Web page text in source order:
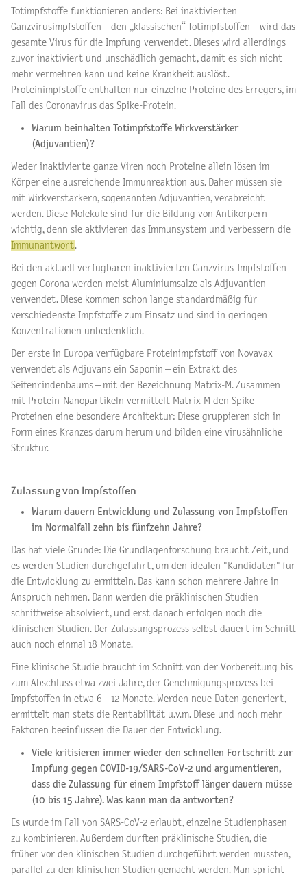
Totimpfstoffe funktionieren anders: Bei inaktivierten
Ganzvirusimpfstoffen – den „klassischen“ Totimpfstoffen – wird das
gesamte Virus für die Impfung verwendet. Dieses wird allerdings
zuvor inaktiviert und unschädlich gemacht, damit es sich nicht
mehr vermehren kann und keine Krankheit auslöst.
Proteinimpfstoffe enthalten nur einzelne Proteine des Erregers, im
Fall des Coronavirus das Spike-Protein.
Warum beinhalten Totimpfstoffe Wirkverstärker
(Adjuvantien)?
Weder inaktivierte ganze Viren noch Proteine allein lösen im
Körper eine ausreichende Immunreaktion aus. Daher müssen sie
mit Wirkverstärkern, sogenannten Adjuvantien, verabreicht
werden. Diese Moleküle sind für die Bildung von Antikörpern
wichtig, denn sie aktivieren das Immunsystem und verbessern die
Immunantwort.
Bei den aktuell verfügbaren inaktivierten Ganzvirus-Impfstoffen
gegen Corona werden meist Aluminiumsalze als Adjuvantien
verwendet. Diese kommen schon lange standardmäßig für
verschiedenste Impfstoffe zum Einsatz und sind in geringen
Konzentrationen unbedenklich.
Der erste in Europa verfügbare Proteinimpfstoff von Novavax
verwendet als Adjuvans ein Saponin – ein Extrakt des
Seifenrindenbaums – mit der Bezeichnung Matrix-M. Zusammen
mit Protein-Nanopartikeln vermittelt Matrix-M den Spike-
Proteinen eine besondere Architektur: Diese gruppieren sich in
Form eines Kranzes darum herum und bilden eine virusähnliche
Struktur.
Zulassung von Impfstoffen
Warum dauern Entwicklung und Zulassung von Impfstoffen
im Normalfall zehn bis fünfzehn Jahre?
Das hat viele Gründe: Die Grundlagenforschung braucht Zeit, und
es werden Studien durchgeführt, um den idealen "Kandidaten" für
die Entwicklung zu ermitteln. Das kann schon mehrere Jahre in
Anspruch nehmen. Dann werden die präklinischen Studien
schrittweise absolviert, und erst danach erfolgen noch die
klinischen Studien. Der Zulassungsprozess selbst dauert im Schnitt
auch noch einmal 18 Monate.
Eine klinische Studie braucht im Schnitt von der Vorbereitung bis
zum Abschluss etwa zwei Jahre, der Genehmigungsprozess bei
Impfstoffen in etwa 6 - 12 Monate. Werden neue Daten generiert,
ermittelt man stets die Rentabilität u.v.m. Diese und noch mehr
Faktoren beeinflussen die Dauer der Entwicklung.
Viele kritisieren immer wieder den schnellen Fortschritt zur
Impfung gegen COVID-19/SARS-CoV-2 und argumentieren,
dass die Zulassung für einem Impfstoff länger dauern müsse
(10 bis 15 Jahre). Was kann man da antworten?
Es wurde im Fall von SARS-CoV-2 erlaubt, einzelne Studienphasen
zu kombinieren. Außerdem durften präklinische Studien, die
früher vor den klinischen Studien durchgeführt werden mussten,
parallel zu den klinischen Studien gemacht werden. Man spricht